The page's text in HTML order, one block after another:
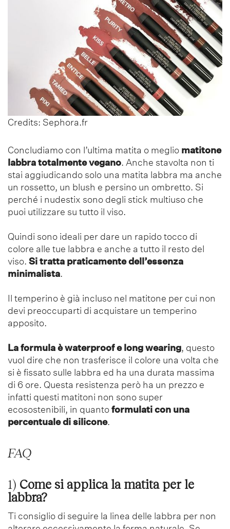
Credits: Sephora.fr
Concludiamo con l’ultima matita o meglio matitone
labbra totalmente vegano. Anche stavolta non ti
stai aggiudicando solo una matita labbra ma anche
un rossetto, un blush e persino un ombretto. Si
perché i nudestix sono degli stick multiuso che
puoi utilizzare su tutto il viso.
Quindi sono ideali per dare un rapido tocco di
colore alle tue labbra e anche a tutto il resto del
viso. Si tratta praticamente dell’essenza
minimalista.
Il temperino è già incluso nel matitone per cui non
devi preoccuparti di acquistare un temperino
apposito.
La formula èwaterproof e long wearing, questo
vuol dire che non trasferisce il colore una volta che
si è fissato sulle labbra ed ha una durata massima
di 6 ore. Questa resistenza però ha un prezzo e
infatti questi matitoni non sono super
ecosostenibili, in quantoformulati con una
percentuale di silicone.
FAQ
1) Come si applica la matita per le
labbra?
Ti consiglio di seguire la linea delle labbra per non